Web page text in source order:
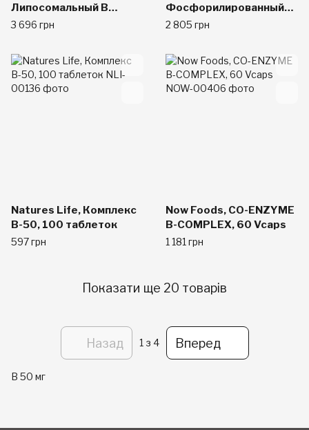
Липосомальный В
комплекс плюс, 30
унций (6 мл) каждый
3 696 грн
Фосфорилированный
комплекс витамина B,
2 805 грн
Natures Life, Комплекс
B-50, 100 таблеток
597 грн
Now Foods, CO-ENZYME
B-COMPLEX, 60 Vcaps
1 181 грн
Показати ще 20 товарів
Назад 1 з 4 Вперед
В 50 мг